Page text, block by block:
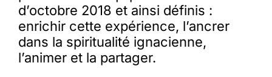
d’octobre 2018 et ainsi définis :
enrichir cette expérience, l’ancrer
dans la spiritualité ignacienne,
l’animer et la partager.